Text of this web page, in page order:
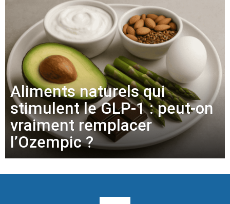
Aliments naturels qui
stimulent le GLP-1 : peut-on
vraiment remplacer
l’Ozempic ?